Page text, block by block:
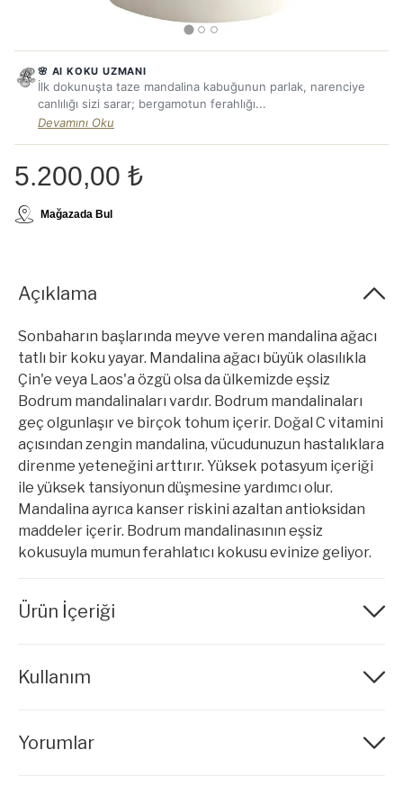
🌸 AI KOKU UZMANI
İlk dokunuşta taze mandalina kabuğunun parlak, narenciye
canlılığı sizi sarar; bergamotun ferahlığı...
Devamını Oku
5.200,00 ₺
Mağazada Bul
Açıklama
Sonbaharın başlarında meyve veren mandalina ağacı
tatlı bir koku yayar. Mandalina ağacı büyük olasılıkla
Çin'e veya Laos'a özgü olsa da ülkemizde eşsiz
Bodrum mandalinaları vardır. Bodrum mandalinaları
geç olgunlaşır ve birçok tohum içerir. Doğal C vitamini
açısından zengin mandalina, vücudunuzun hastalıklara
direnme yeteneğini arttırır. Yüksek potasyum içeriği
ile yüksek tansiyonun düşmesine yardımcı olur.
Mandalina ayrıca kanser riskini azaltan antioksidan
maddeler içerir. Bodrum mandalinasının eşsiz
kokusuyla mumun ferahlatıcı kokusu evinize geliyor.
Ürün İçeriği
hexylcinnamaldehyde, Citral. H317 May cause an
children. P273 Avoid release to the environment.
Kullanım
Yorumlar